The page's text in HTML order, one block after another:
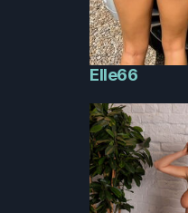
Elle66